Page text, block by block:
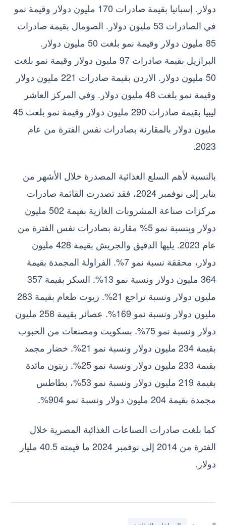
دولار. إسبانيا بقيمة صادرات 170 مليون دولار وقيمة نمو
في الصادرات 53 مليون دولار. الصومال بقيمة صادرات
85 مليون دولار وقيمة نمو بلغت 50 مليون دولار.
البرازيل بقيمة صادرات 97 مليون دولار وقيمة نمو بلغت
50 مليون دولار. الاردن بقيمة صادرات 221 مليون دولار
وقيمة نمو بلغت 48 مليون دولار. وفي المركز العاشر
ليبيا بقيمة صادرات 290 مليون دولار وقيمة نمو بلغت 45
مليون دولار بالمقارنة بصادرات نفس الفترة من عام
2023.
بالنسبة لأهم السلع الغذائية المصدرة خلال الأشهر من
يناير إلى نوفمبر 2024، فقد تصدرت القائمة صادرات
مركزات صناعة المشروبات الغازية بقيمة 502 مليون
دولار وبنسبة نمو 5% مقارنة بصادرات نفس الفترة من
عام 2023. يليها الدقيق والجريش بقيمة 428 مليون
دولار، محققة نسبة نمو 7%. الفراولة المجمدة بقيمة
364 مليون دولار ونسبة نمو 13%. السكر بقيمة 357
مليون دولار ونسبة تراجع 21%. زيوت طعام بقيمة 283
مليون دولار ونسبة نمو 169%. عصائر بقيمة 258 مليون
دولار ونسبة نمو 75%. بسكويت ومصنعات من الحبوب
بقيمة 234 مليون دولار ونسبة نمو 21%. خضار مجمد
بقيمة 233 مليون دولار ونسبة نمو 25%. زيتون مائدة
بقيمة 219 مليون دولار ونسبة نمو 53%، بطاطس
مجمدة بقيمة 204 مليون دولار ونسبة نمو 904%.
كما بلغت صادرات الصناعات الغذائية المصرية خلال
الفترة من 2014 إلى نوفمبر 2024 ما قيمته 40.5 مليار
دولار.